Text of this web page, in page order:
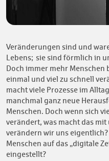
Veränderungen sind und
Lebens; sie sind förmlich in
Doch immer mehr Menschen
einmal und viel zu schnell
macht viele Prozesse im
manchmal ganz neue
Menschen. Doch wenn sich
verändert, was macht das
verändern wir uns
Menschen auf das „digitale
eingestellt?